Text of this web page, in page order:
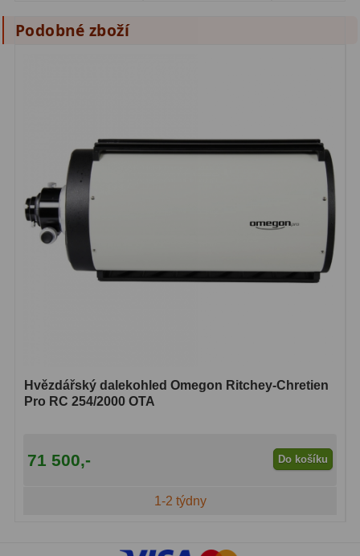
Příslušenství 16
Profesionální9
Čidla 2
Teploměry a vlhkoměry
Podobné zboží
Hvězdářský dalekohled Omegon Ritchey-Chretien
Pro RC 254/2000 OTA
71 500,- Do košíku
1-2 týdny